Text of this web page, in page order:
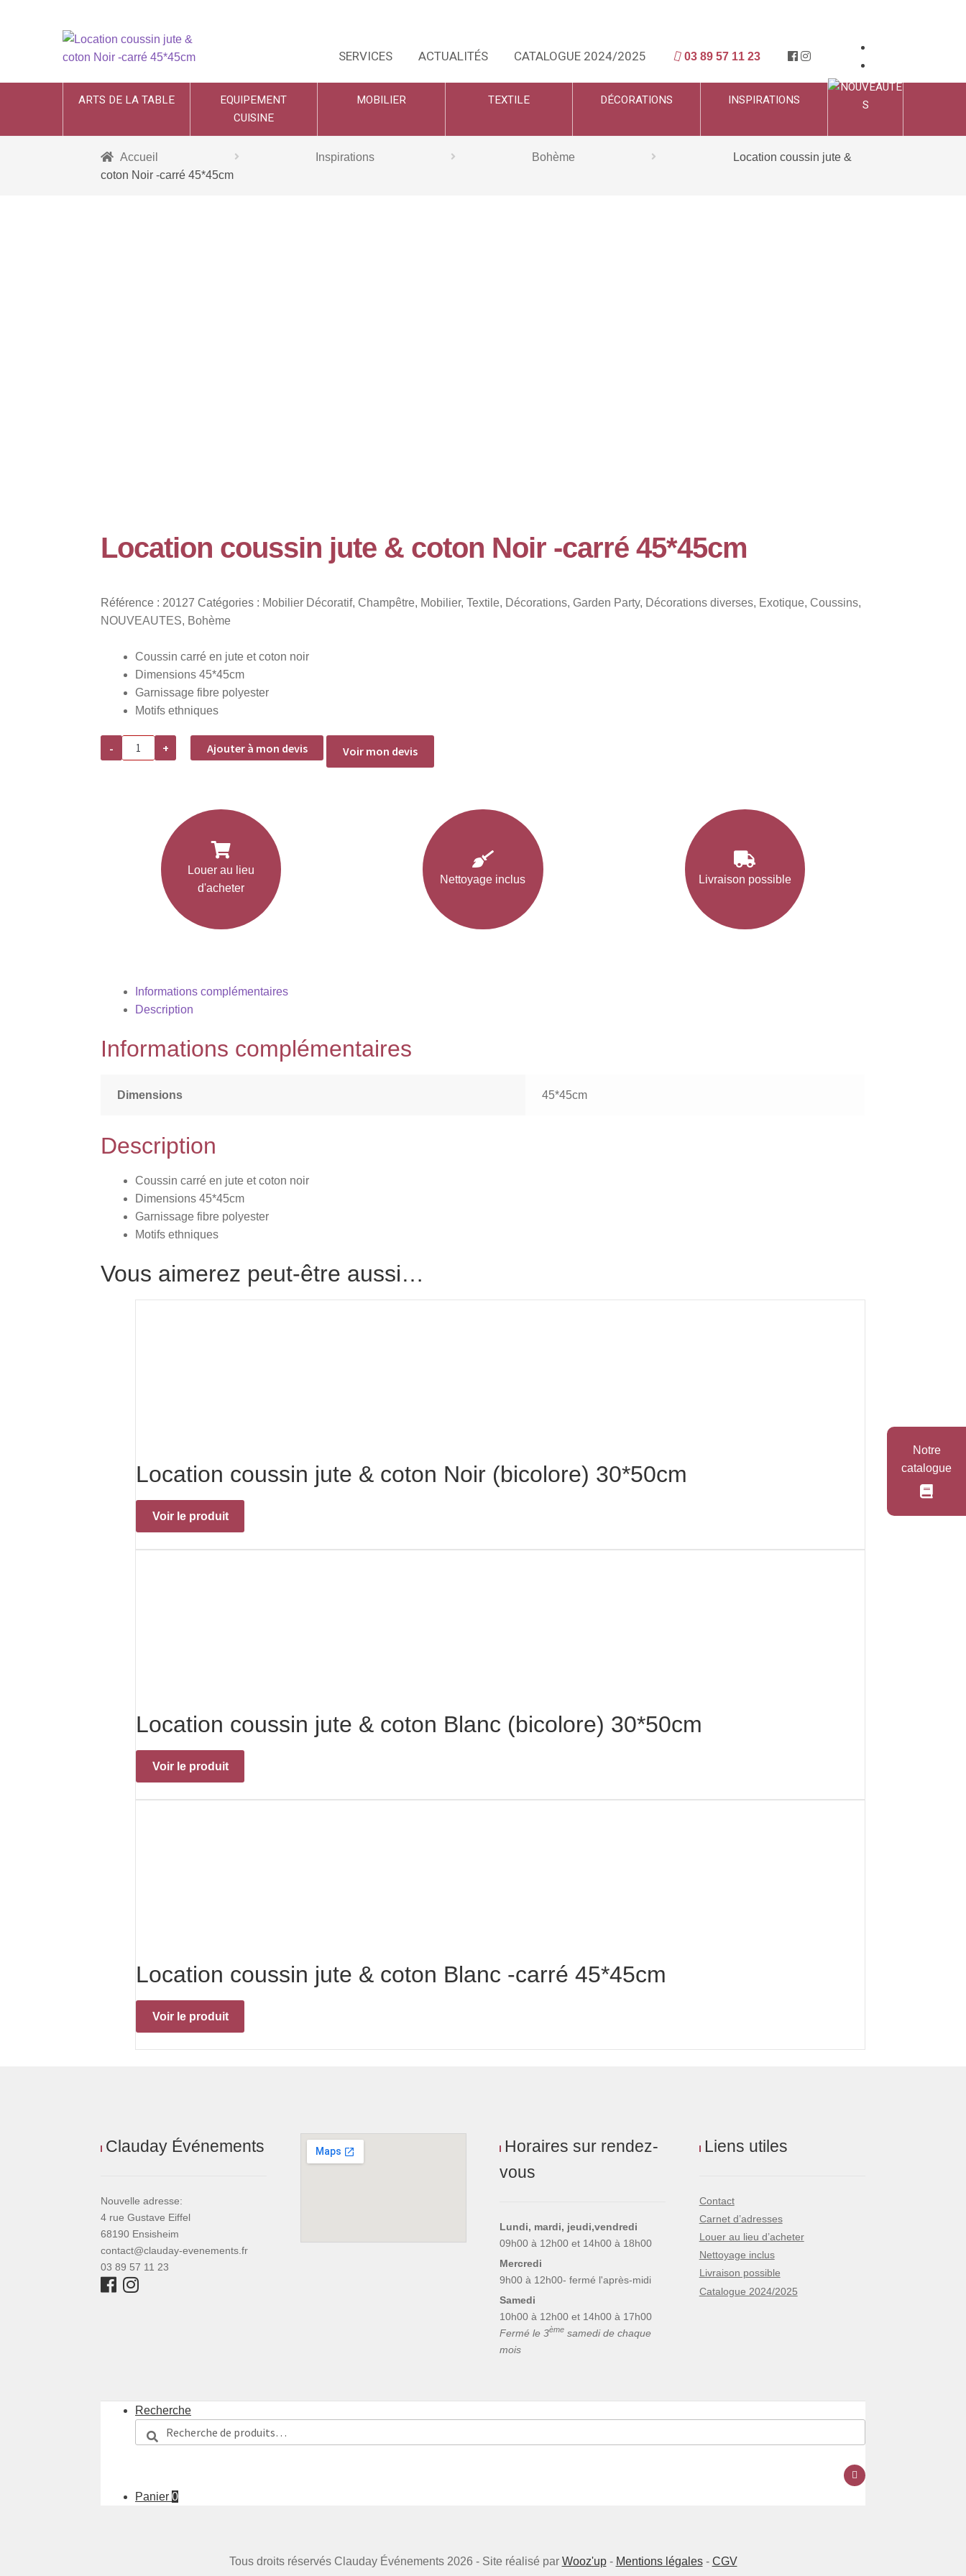
Notre
catalogue
SERVICES ACTUALITÉS CATALOGUE 2024/2025 03 89 57 11 23
ARTS DE LA TABLE
EQUIPEMENT
CUISINE
MOBILIER TEXTILE DÉCORATIONS INSPIRATIONS
Accueil Inspirations Bohème
Location coussin jute &
coton Noir -carré 45*45cm
Location coussin jute & coton Noir -carré 45*45cm
Référence : 20127 Catégories : Mobilier Décoratif, Champêtre, Mobilier,Textile, Décorations, Garden Party, Décorations diverses, Exotique, Coussins,
NOUVEAUTES, Bohème
Coussin carré en jute et coton noir
Dimensions 45*45cm
Garnissage fibre polyester
Motifs ethniques
-
quantité
Location
45*45cm
+ Ajouter à mon devis Voir mon devis
Louer au lieu
d'acheter
Nettoyage inclus Livraison possible
Informations complémentaires
Description
Informations complémentaires
Dimensions 45*45cm
Description
Coussin carré en jute et coton noir
Dimensions 45*45cm
Garnissage fibre polyester
Motifs ethniques
Vous aimerez peut-être aussi…
Location coussin jute & coton Noir (bicolore) 30*50cm
Voir le produit
Location coussin jute & coton Blanc (bicolore) 30*50cm
Voir le produit
Location coussin jute & coton Blanc -carré 45*45cm
Voir le produit
Clauday Événements
Nouvelle adresse:
4 rue Gustave Eiffel
68190 Ensisheim
contact@clauday-evenements.fr
03 89 57 11 23
Horaires sur rendez-
vous
Lundi, mardi, jeudi,vendredi
09h00 à 12h00 et 14h00 à 18h00
Mercredi
9h00 à 12h00- fermé l'après-midi
Samedi
10h00 à 12h00 et 14h00 à 17h00
Fermé le 3ème samedi de chaque
mois
Liens utiles
Contact
Carnet d’adresses
Louer au lieu d’acheter
Nettoyage inclus
Livraison possible
Catalogue 2024/2025
Recherche
Recherche
pour :
Recherche
Panier0
Tous droits réservés Clauday Événements 2026 - Site réalisé par Wooz'up- Mentions légales- CGV